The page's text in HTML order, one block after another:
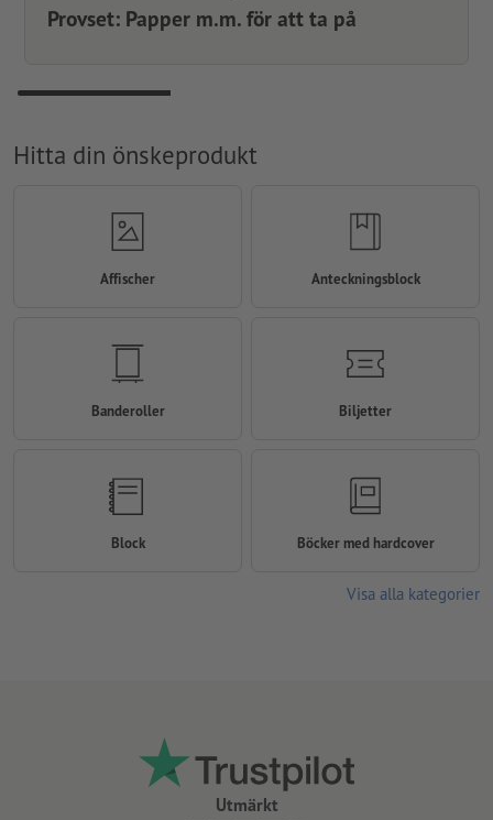
Provset: Papper m.m. för att ta på
Utmärkt
Hitta din önskeprodukt
Affischer Anteckningsblock
Banderoller Biljetter
Block Böcker med hardcover
Visa alla kategorier